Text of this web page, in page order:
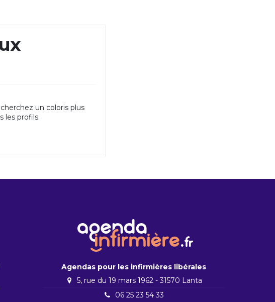
un coloris plus
les profils.
Agendas pour les infirmières libérales
5, rue du 19 mars 1962 - 31570 Lanta
06 25 23 54 33